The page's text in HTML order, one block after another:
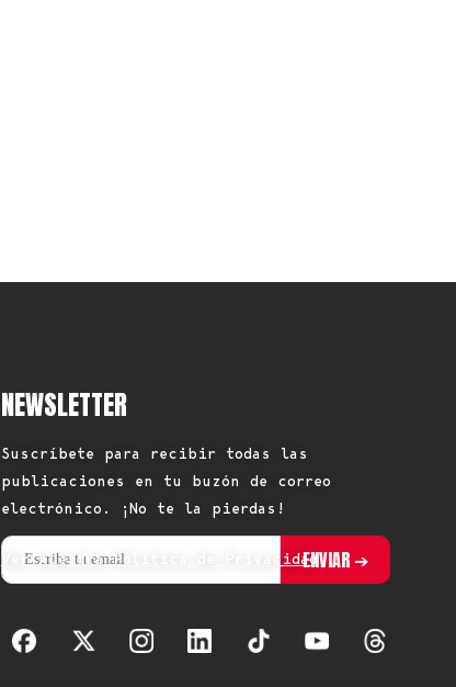
NEWSLETTER
Suscríbete para recibir todas las
publicaciones en tu buzón de correo
electrónico. ¡No te la pierdas!
Ver nuestra Política de Privacidad